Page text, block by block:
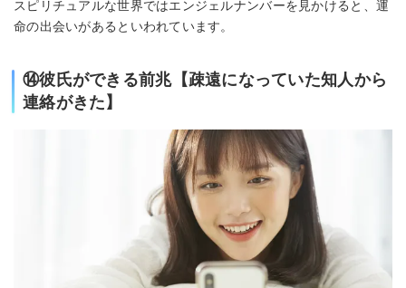
スピリチュアルな世界ではエンジェルナンバーを見かけると、運
命の出会いがあるといわれています。
⑭彼氏ができる前兆【疎遠になっていた知人から
連絡がきた】